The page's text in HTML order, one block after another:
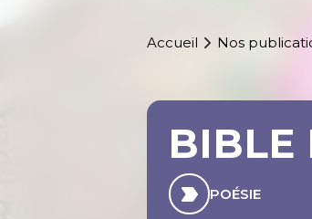
Accueil Nos
BIBLE
POÉSIE